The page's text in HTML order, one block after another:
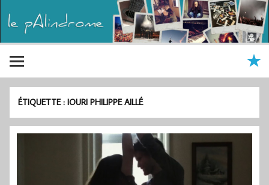
ÉTIQUETTE :IOURI PHILIPPE AILLÉ